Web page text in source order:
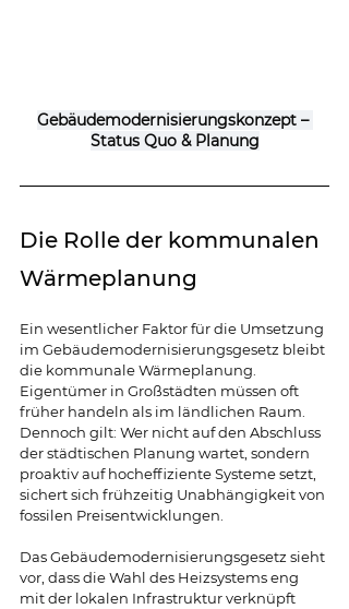
Gebäudemodernisierungskonzept –
Status Quo & Planung
Die Rolle der kommunalen
Wärmeplanung
Ein wesentlicher Faktor für die Umsetzung
im Gebäudemodernisierungsgesetz bleibt
die kommunale Wärmeplanung.
Eigentümer in Großstädten müssen oft
früher handeln als im ländlichen Raum.
Dennoch gilt: Wer nicht auf den Abschluss
der städtischen Planung wartet, sondern
proaktiv auf hocheffiziente Systeme setzt,
sichert sich frühzeitig Unabhängigkeit von
fossilen Preisentwicklungen.
Das Gebäudemodernisierungsgesetz sieht
vor, dass die Wahl des Heizsystems eng
mit der lokalen Infrastruktur verknüpft